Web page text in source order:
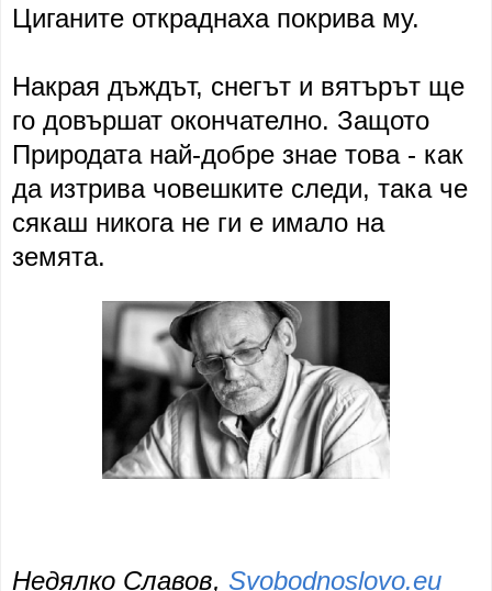
Циганите откраднаха покрива му.
Накрая дъждът, снегът и вятърът ще
го довършат окончателно. Защото
Природата най-добре знае това - как
да изтрива човешките следи, така че
сякаш никога не ги е имало на
земята.
Недялко Славов, Svobodnoslovo.eu